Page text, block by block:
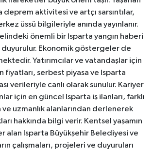
deprem aktivitesi ve artçı sarsıntılar,
üssü bilgileriyle anında yayınlanır.
önemli bir Isparta yangın haberi
Ekonomik göstergeler de
Yatırımcılar ve vatandaşlar için
fiyatları, serbest piyasa ve Isparta
verileriyle canlı olarak sunulur. Kariyer
için en güncel Isparta iş ilanları, farklı
uzmanlık alanlarından derlenerek
hakkında bilgi verir. Kentsel yaşamın
alan Isparta Büyükşehir Belediyesi ve
çalışmaları, projeleri ve duyuruları